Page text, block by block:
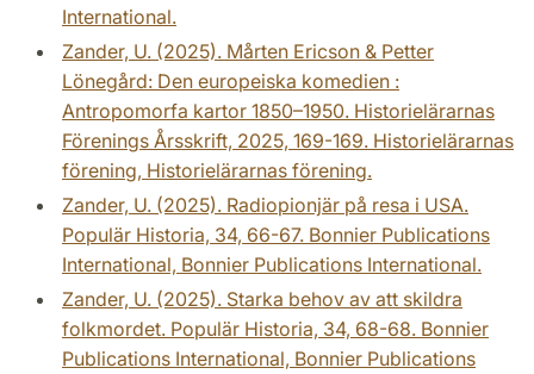
International.
Zander, U. (2025). Mårten Ericson & Petter
Lönegård: Den europeiska komedien :
Antropomorfa kartor 1850–1950. Historielärarnas
Förenings Årsskrift, 2025, 169-169. Historielärarnas
förening, Historielärarnas förening.
Zander, U. (2025). Radiopionjär på resa i USA.
Populär Historia, 34, 66-67. Bonnier Publications
International, Bonnier Publications International.
Zander, U. (2025). Starka behov av att skildra
folkmordet. Populär Historia, 34, 68-68. Bonnier
Publications International, Bonnier Publications